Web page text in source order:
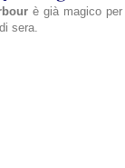
è già magico per
sera.